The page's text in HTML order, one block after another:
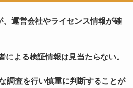
運営会社やライセンス情報が確
よる検証情報は見当たらない。
調査を行い慎重に判断することが